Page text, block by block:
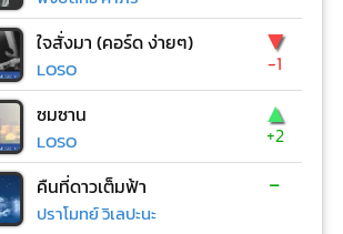
ใจสั่งมา (คอร์ด ง่ายๆ)
LOSO
▼
-1
ซมซาน
LOSO
▲
+2
คืนที่ดาวเต็มฟ้า
ปราโมทย์ วิเลปะนะ
-